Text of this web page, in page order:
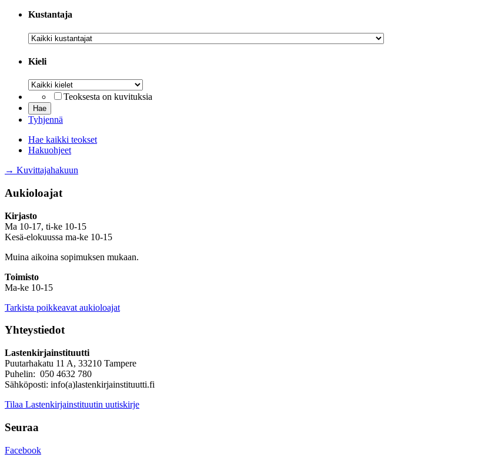
Kustantaja
Kustantaja
Kieli
Kieli
Teoksesta on kuvituksia
Tyhjennä
Hae kaikki teokset
Hakuohjeet
→ Kuvittajahakuun
Aukioloajat
Kirjasto
Ma 10-17, ti-ke 10-15
Kesä-elokuussa ma-ke 10-15
Muina aikoina sopimuksen mukaan.
Toimisto
Ma-ke 10-15
Tarkista poikkeavat aukioloajat
Yhteystiedot
Lastenkirjainstituutti
Puutarhakatu 11 A, 33210 Tampere
Puhelin: 050 4632 780
Sähköposti: info(a)lastenkirjainstituutti.fi
Tilaa Lastenkirjainstituutin uutiskirje
Seuraa
Facebook